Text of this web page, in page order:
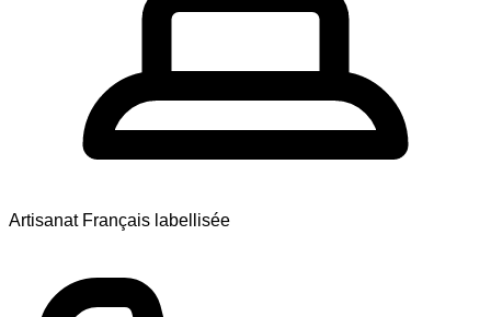
Artisanat Français labellisée